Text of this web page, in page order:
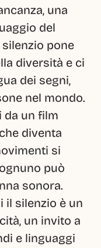
una
del
pone
diversità e ci
dei segni,
nel mondo.
da un film
diventa
si
può
sonora.
il silenzio è un
un invito a
e linguaggi